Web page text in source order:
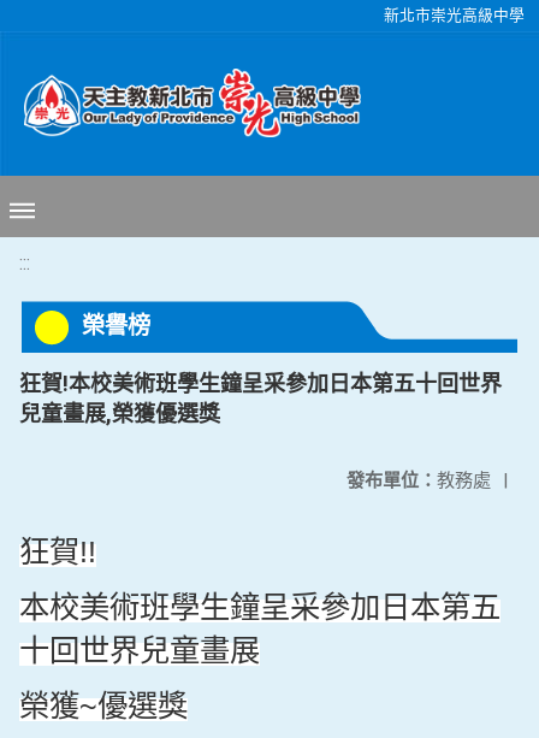
新北市崇光高級中學
:::
榮譽榜
狂賀!本校美術班學生鐘呈采參加日本第五十回世界
兒童畫展,榮獲優選獎
發布單位： 教務處 |
狂賀!!
本校美術班學生鐘呈采參加日本第五
十回世界兒童畫展
榮獲~優選獎